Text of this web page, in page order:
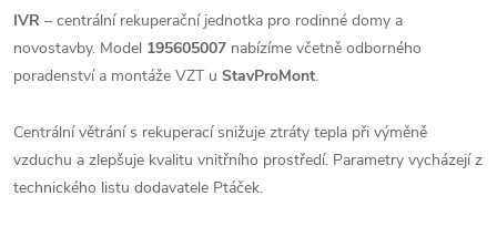
IVR – centrální rekuperační jednotka pro rodinné domy a
novostavby. Model 195605007 nabízíme včetně odborného
poradenství a montáže VZT u StavProMont.
Centrální větrání s rekuperací snižuje ztráty tepla při výměně
vzduchu a zlepšuje kvalitu vnitřního prostředí. Parametry vycházejí z
technického listu dodavatele Ptáček.